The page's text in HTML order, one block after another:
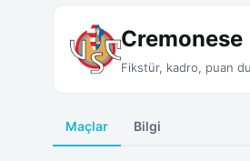
Cremonese
Fikstür, kadro, puan
Maçlar Bilgi